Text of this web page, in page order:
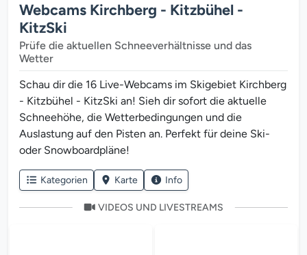
Webcams Kirchberg - Kitzbühel -
KitzSki
Prüfe die aktuellen Schneeverhältnisse und das
Wetter
Schau dir die 16 Live-Webcams im Skigebiet Kirchberg
- Kitzbühel - KitzSki an! Sieh dir sofort die aktuelle
Schneehöhe, die Wetterbedingungen und die
Auslastung auf den Pisten an. Perfekt für deine Ski-
oder Snowboardpläne!
Kategorien Karte Info
VIDEOS UND LIVESTREAMS